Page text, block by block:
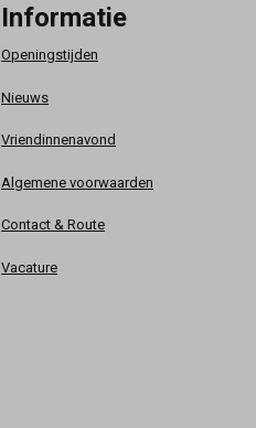
Informatie
Openingstijden
Nieuws
Vriendinnenavond
Algemene voorwaarden
Contact & Route
Vacature